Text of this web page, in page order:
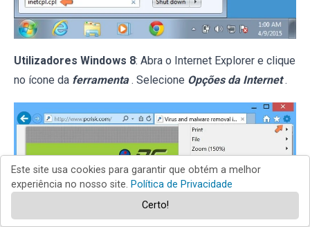
Utilizadores Windows 8: Abra o Internet Explorer e clique
no ícone da ferramenta . Selecione Opções da Internet .
Este site usa cookies para garantir que obtém a melhor
experiência no nosso site. Política de Privacidade
Certo!